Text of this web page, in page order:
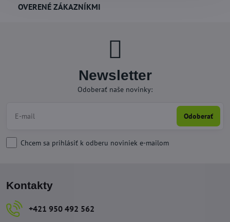
OVERENÉ ZÁKAZNÍKMI
Newsletter
Odoberať naše novinky:
Odoberať
Chcem sa prihlásiť k odberu noviniek e-mailom
Kontakty
+421 950 492 562